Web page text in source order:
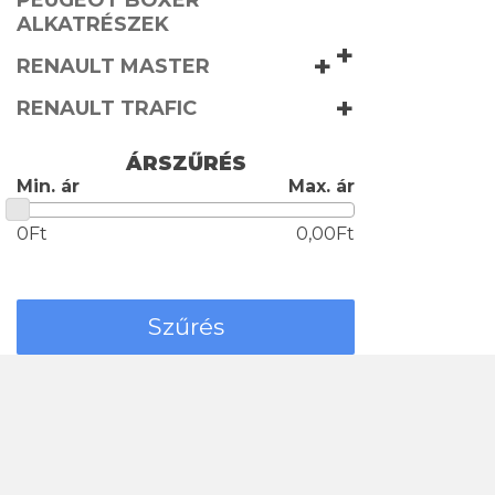
ALKATRÉSZEK
+
RENAULT MASTER +
RENAULT TRAFIC +
ÁRSZŰRÉS
Min. ár Max. ár
0Ft 0,00Ft